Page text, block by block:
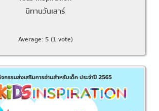
นิทานวันเสาร์
Average: 5 (1 vote)